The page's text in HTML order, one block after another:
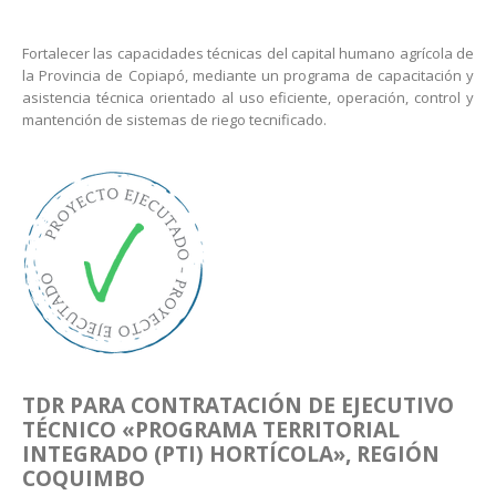
Fortalecer las capacidades técnicas del capital humano agrícola de
la Provincia de Copiapó, mediante un programa de capacitación y
asistencia técnica orientado al uso eficiente, operación, control y
mantención de sistemas de riego tecnificado.
TDR PARA CONTRATACIÓN DE EJECUTIVO
TÉCNICO «PROGRAMA TERRITORIAL
INTEGRADO (PTI) HORTÍCOLA», REGIÓN
COQUIMBO